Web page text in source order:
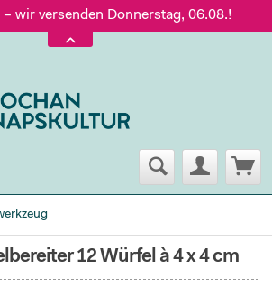
wir versenden Donnerstag, 06.08.!
5,60 €, gratis ab 95 € Warenwert
wir versenden Donnerstag, 06.08.!
12 Würfel à 4 x 4 cm